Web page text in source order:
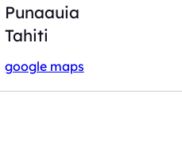
Punaauia
Tahiti
google maps